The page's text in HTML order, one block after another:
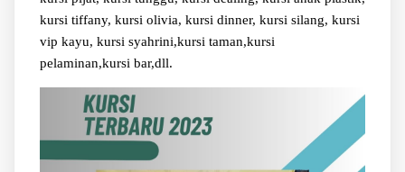
kursi tiffany, kursi olivia, kursi dinner, kursi silang, kursi
vip kayu, kursi syahrini,kursi taman,kursi
pelaminan,kursi bar,dll.